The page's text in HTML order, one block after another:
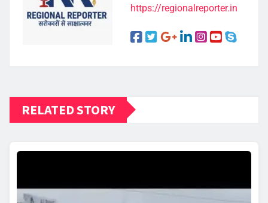
https://regionalreporter.in
RELATED STORY